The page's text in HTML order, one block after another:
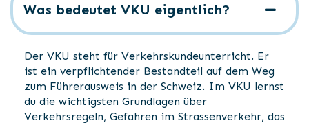
Was bedeutet VKU eigentlich?
Der VKU steht für Verkehrskundeunterricht. Er
ist ein verpflichtender Bestandteil auf dem Weg
zum Führerausweis in der Schweiz. Im VKU lernst
du die wichtigsten Grundlagen über
Verkehrsregeln, Gefahren im Strassenverkehr, das